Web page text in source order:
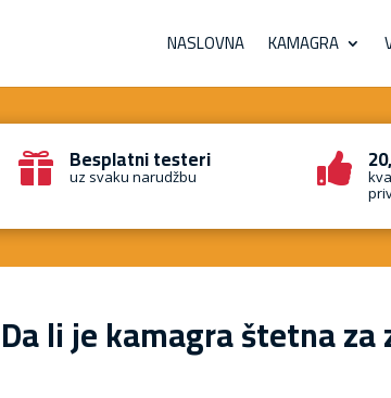
NASLOVNA KAMAGRA
 Besplatni testeri
uz svaku narudžbu 
Da li je kamagra štetna za